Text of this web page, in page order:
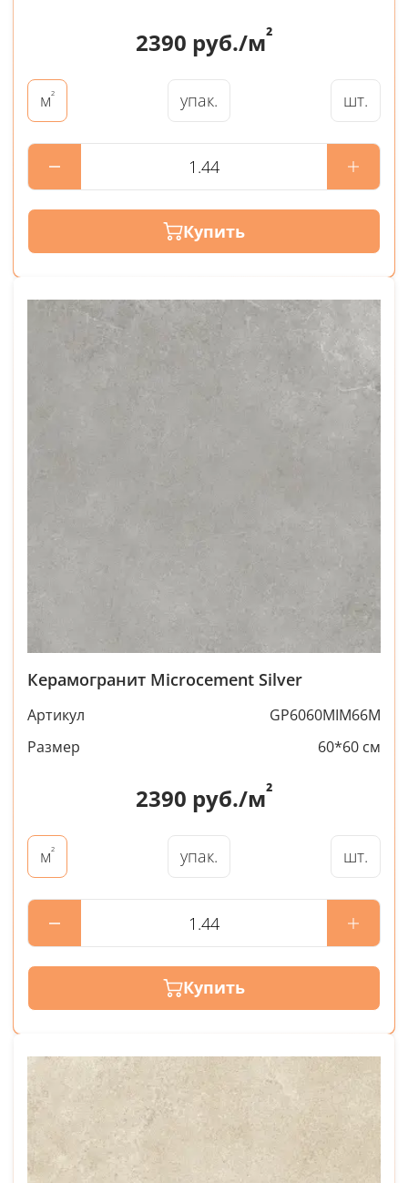
2390 руб./м²
м² упак. шт.
Купить
Керамогранит Microcement Silver
Артикул
GP6060MIM66M
Размер
60*60 см
2390 руб./м²
м² упак. шт.
Купить